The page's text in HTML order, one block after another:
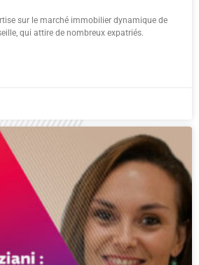
sur le marché immobilier dynamique de
qui attire de nombreux expatriés.